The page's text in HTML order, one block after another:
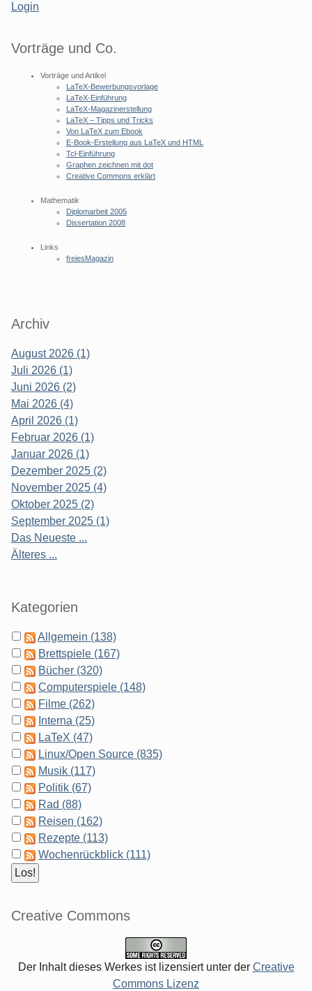
Login
Vorträge und Co.
Vorträge und Artikel
LaTeX-Bewerbungsvorlage
LaTeX-Einführung
LaTeX-Magazinerstellung
LaTeX – Tipps und Tricks
Von LaTeX zum Ebook
E-Book-Erstellung aus LaTeX und HTML
Tcl-Einführung
Graphen zeichnen mit dot
Creative Commons erklärt
Mathematik
Diplomarbeit 2005
Dissertation 2008
Links
freiesMagazin
Archiv
August 2026 (1)
Juli 2026 (1)
Juni 2026 (2)
Mai 2026 (4)
April 2026 (1)
Februar 2026 (1)
Januar 2026 (1)
Dezember 2025 (2)
November 2025 (4)
Oktober 2025 (2)
September 2025 (1)
Das Neueste ...
Älteres ...
Kategorien
Allgemein (138)
Brettspiele (167)
Bücher (320)
Computerspiele (148)
Filme (262)
Interna (25)
LaTeX (47)
Linux/Open Source (835)
Musik (117)
Politik (67)
Rad (88)
Reisen (162)
Rezepte (113)
Wochenrückblick (111)
Creative Commons
Der Inhalt dieses Werkes ist lizensiert unter der Creative
Commons Lizenz